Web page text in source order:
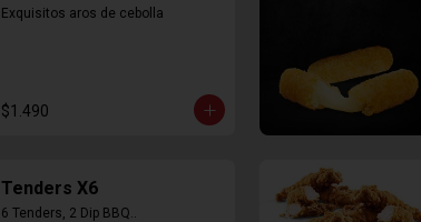
Exquisitos aros de cebolla
$1.490
Tenders X6
6 Tenders, 2 Dip BBQ..